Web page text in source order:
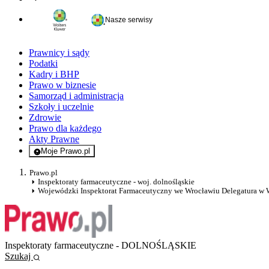
Nasze serwisy
Prawnicy i sądy
Podatki
Kadry i BHP
Prawo w biznesie
Samorząd i administracja
Szkoły i uczelnie
Zdrowie
Prawo dla każdego
Akty Prawne
Moje Prawo.pl
- rejestracja i logowanie do serwisu
Prawo.pl
Inspektoraty farmaceutyczne - woj. dolnośląskie
Wojewódzki Inspektorat Farmaceutyczny we Wrocławiu Delegatura w
Inspektoraty farmaceutyczne - DOLNOŚLĄSKIE
Szukaj